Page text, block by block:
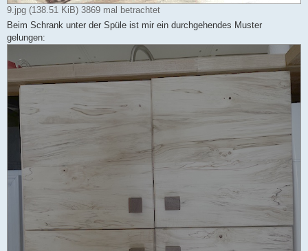
9.jpg (138.51 KiB) 3869 mal betrachtet
Beim Schrank unter der Spüle ist mir ein durchgehendes Muster
gelungen: